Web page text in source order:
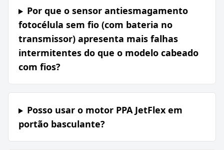
Por que o sensor antiesmagamento
fotocélula sem fio (com bateria no
transmissor) apresenta mais falhas
intermitentes do que o modelo cabeado
com fios?
Posso usar o motor PPA JetFlex em
portão basculante?